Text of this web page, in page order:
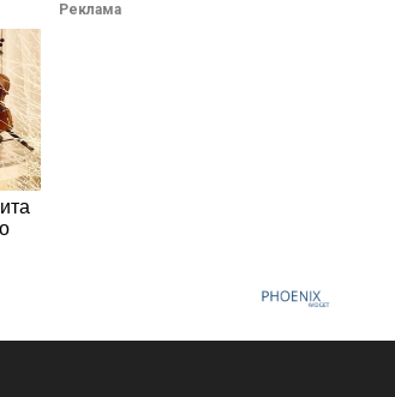
Реклама